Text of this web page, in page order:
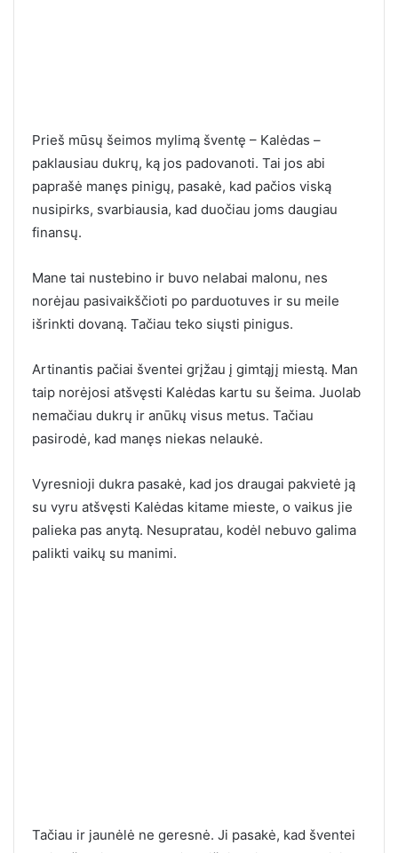
Prieš mūsų šeimos mylimą šventę – Kalėdas –
paklausiau dukrų, ką jos padovanoti. Tai jos abi
paprašė manęs pinigų, pasakė, kad pačios viską
nusipirks, svarbiausia, kad duočiau joms daugiau
finansų.
Mane tai nustebino ir buvo nelabai malonu, nes
norėjau pasivaikščioti po parduotuves ir su meile
išrinkti dovaną. Tačiau teko siųsti pinigus.
Artinantis pačiai šventei grįžau į gimtąjį miestą. Man
taip norėjosi atšvęsti Kalėdas kartu su šeima. Juolab
nemačiau dukrų ir anūkų visus metus. Tačiau
pasirodė, kad manęs niekas nelaukė.
Vyresnioji dukra pasakė, kad jos draugai pakvietė ją
su vyru atšvęsti Kalėdas kitame mieste, o vaikus jie
palieka pas anytą. Nesupratau, kodėl nebuvo galima
palikti vaikų su manimi.
Tačiau ir jaunėlė ne geresnė. Ji pasakė, kad šventei